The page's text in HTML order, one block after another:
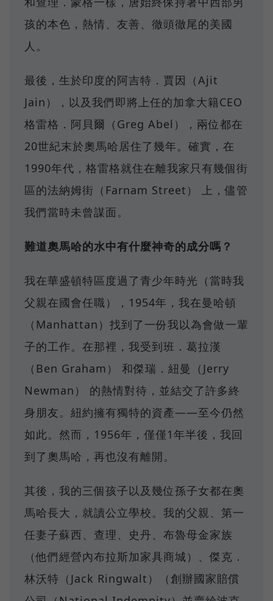
孩的本色，熱情、友善、徹頭徹尾的美國
人。
最後，生於印度的阿吉特．賈因（Ajit
Jain），以及我們即將上任的加拿大籍CEO
格雷格．阿貝爾（Greg Abel），兩位都在
20世紀末於奧馬哈居住了幾年。確實，在
1990年代，格雷格就住在離我家只有幾個街
區的法納姆街（Farnam Street） 上，儘管
我們當時未曾謀面。
難道奧馬哈的水中有什麼神奇的成分嗎？
我在華盛頓特區度過了青少年時光（當時我
父親在國會任職），1954年，我在曼哈頓
（Manhattan）找到了一份我以為會做一輩
子的工作。在那裡，我受到班．葛拉漢
（Ben Graham） 和傑瑞．紐曼（Jerry
Newman） 的熱情對待，並結交了許多終
身朋友。紐約擁有獨特的資產——至今仍然
如此。然而，1956年，僅僅1年半後，我回
到了奧馬哈，再也沒有離開。
其後，我的三個孩子以及幾位孫子女都在奧
馬哈長大，就讀公立學校。我的父親、第一
任妻子蘇西、查理、史丹、布魯母金家族
（他們經營內布拉斯加家具商城）、傑克．
林沃特（Jack Ringwalt）（創辦國家賠償